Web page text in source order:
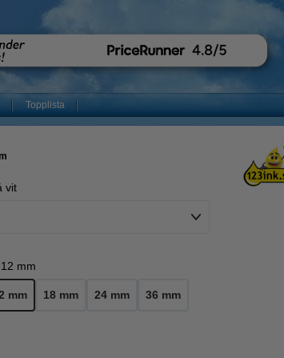
Topplista
vit
12 mm
mm 18 mm 24 mm 36 mm